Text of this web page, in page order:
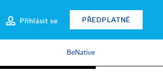
Přihlásit se PŘEDPLATNÉ
BeNative